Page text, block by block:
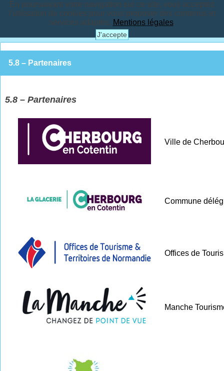
En poursuivant votre navigation sur ce site, vous acceptez
l'utilisation de cookies pour vous proposer des contenus et
services adaptés. Mentions légales.
J'accepte
5.8 – Partenaires
5.8 – Partenaires
Ville de
Commune
Offices de
Manche